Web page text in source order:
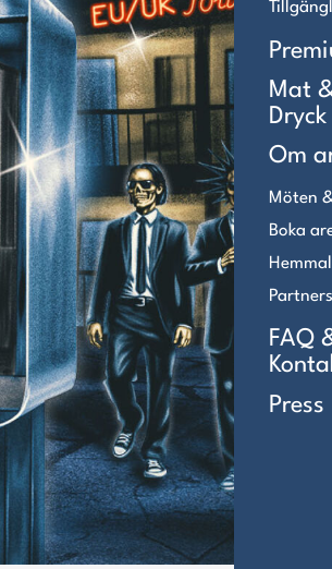
Mat
Dryck
Om
Möten
Boka
Partners
FAQ
Press